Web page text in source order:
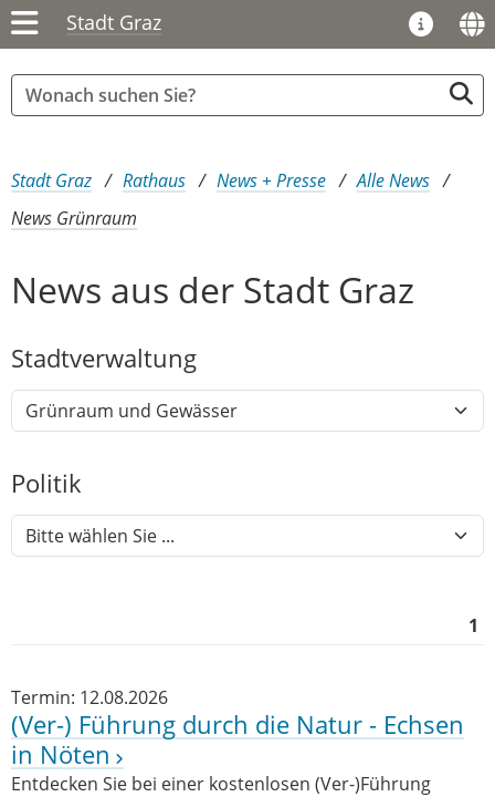
Stadt Graz
Sie sind hier:
Stadt Graz Rathaus News + Presse
Alle News
News Grünraum
News aus der Stadt Graz
Stadtver​­waltung
Politik
1
Termin: 12.08.2026
(Ver-) Führung durch die Natur - Echsen
in Nöten
Entdecken Sie bei einer kostenlosen (Ver-)Führung